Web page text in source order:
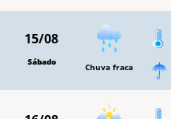
15/08
Sábado Chuva fraca